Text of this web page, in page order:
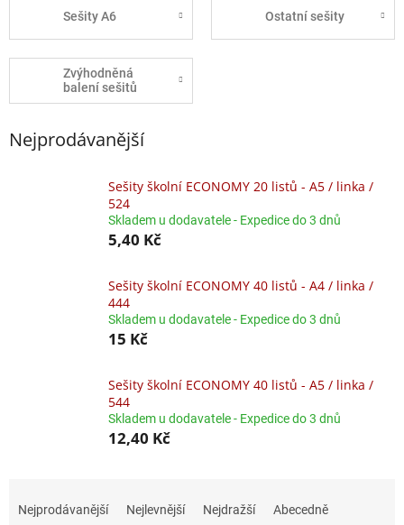
Sešity A6 Ostatní sešity
Zvýhodněná
balení sešitů
Nejprodávanější
Sešity školní ECONOMY 20 listů - A5 / linka /
524
Skladem u dodavatele - Expedice do 3 dnů
5,40 Kč
Sešity školní ECONOMY 40 listů - A4 / linka /
444
Skladem u dodavatele - Expedice do 3 dnů
15 Kč
Sešity školní ECONOMY 40 listů - A5 / linka /
544
Skladem u dodavatele - Expedice do 3 dnů
12,40 Kč
Nejprodávanější Nejlevnější Nejdražší Abecedně